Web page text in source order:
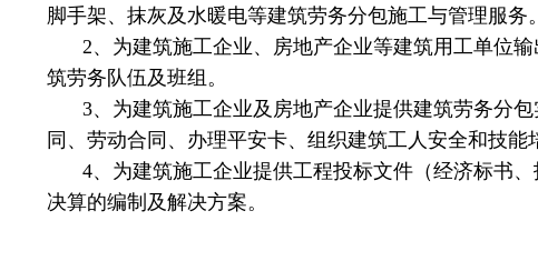
脚手架、抹灰及水暖电等建筑劳务分包施工与管理服务。
2、为建筑施工企业、房地产企业等建筑用工单位
筑劳务队伍及班组。
3、为建筑施工企业及房地产企业提供建筑劳务分
同、劳动合同、办理平安卡、组织建筑工人安全和技能
4、 为建筑施工企业提供工程投标文件（经济标书
决算的编制及解决方案。